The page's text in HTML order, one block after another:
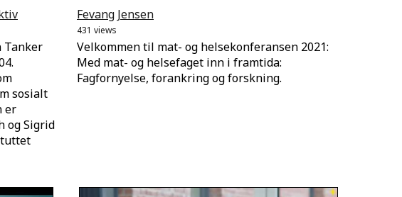
Tanker
sosialt
er
og Sigrid
Fevang Jensen
431 views
Velkommen til mat- og helsekonferansen 2021:
Med mat- og helsefaget inn i framtida:
Fagfornyelse, forankring og forskning.